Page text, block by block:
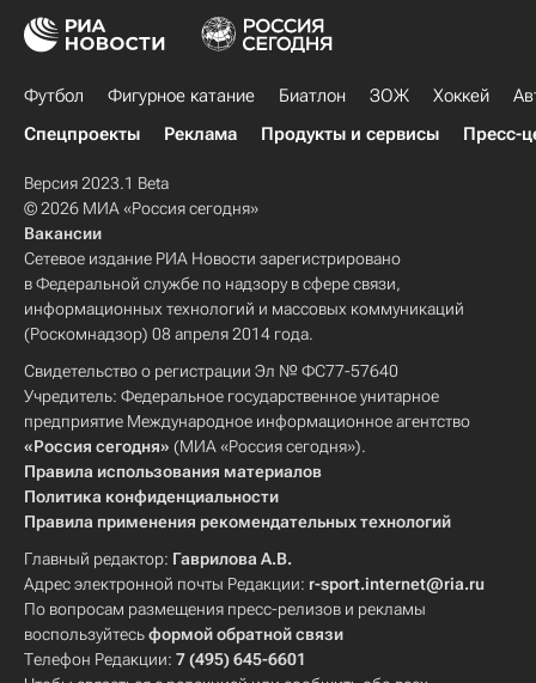
Футбол Фигурное катание Биатлон ЗОЖ Хоккей
Спецпроекты
Реклама Продукты и сервисы Пресс-
Версия 2023.1 Beta
© 2026 МИА «Россия сегодня»
Вакансии
Сетевое издание РИА Новости зарегистрировано
в Федеральной службе по надзору в сфере связи,
информационных технологий и массовых коммуникаций
(Роскомнадзор) 08 апреля 2014 года.
Свидетельство о регистрации Эл № ФС77-57640
Учредитель: Федеральное государственное унитарное
предприятие Международное информационное агентство
«Россия сегодня» (МИА «Россия сегодня»).
Правила использования материалов
Политика конфиденциальности
Правила применения рекомендательных технологий
Главный редактор: Гаврилова А.В.
Адрес электронной почты Редакции: r-sport.internet@ria.ru
По вопросам размещения пресс-релизов и рекламы
воспользуйтесьформой обратной связи
Телефон Редакции: 7 (495) 645-6601